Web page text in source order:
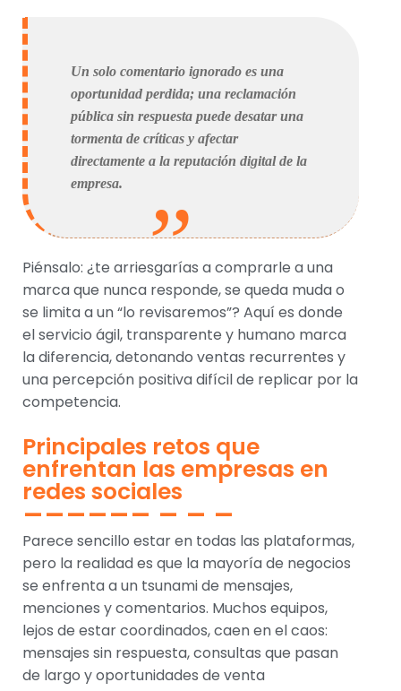
Un solo comentario ignorado es una
oportunidad perdida; una reclamación
pública sin respuesta puede desatar una
tormenta de críticas y afectar
directamente a la reputación digital de la
empresa.
Piénsalo: ¿te arriesgarías a comprarle a una
marca que nunca responde, se queda muda o
se limita a un “lo revisaremos”? Aquí es donde
el servicio ágil, transparente y humano marca
la diferencia, detonando ventas recurrentes y
una percepción positiva difícil de replicar por la
competencia.
Principales retos que
enfrentan las empresas en
redes sociales
Parece sencillo estar en todas las plataformas,
pero la realidad es que la mayoría de negocios
se enfrenta a un tsunami de mensajes,
menciones y comentarios. Muchos equipos,
lejos de estar coordinados, caen en el caos:
mensajes sin respuesta, consultas que pasan
de largo y oportunidades de venta